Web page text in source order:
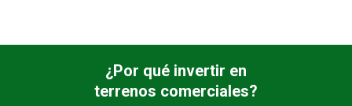
¿Por qué invertir en
terrenos comerciales?